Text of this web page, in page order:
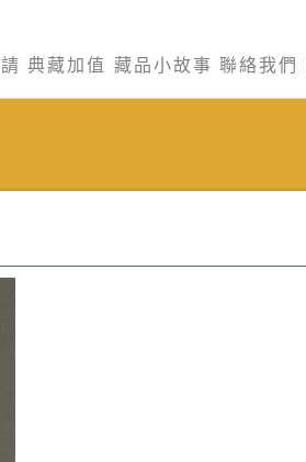
典藏加值 藏品小故事 聯絡我們